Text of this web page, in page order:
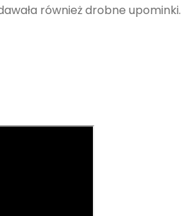
również drobne upominki.